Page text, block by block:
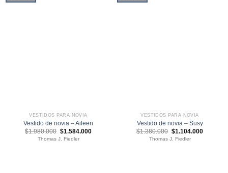
VESTIDOS PARA NOVIA
Vestido de novia – Aileen
$1.980.000 El
precio
original
$1.584.000El
Thomas J. Fiedler
VESTIDOS PARA NOVIA
Vestido de novia – Susy
$1.380.000 El
precio
original
$1.104.000El
Thomas J. Fiedler